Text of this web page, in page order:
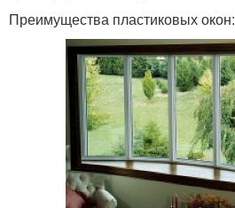
Преимущества пластиковых окон: